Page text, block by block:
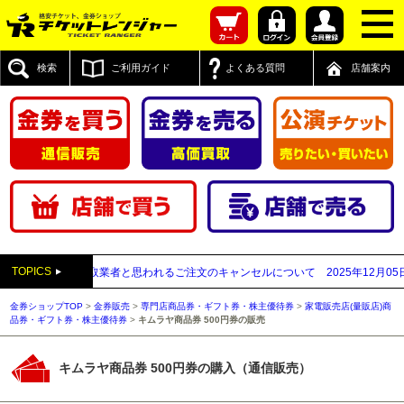
検索 ご利用ガイド よくある質問 店舗案内
TOPICS
先払い買取業者と思われるご注文のキャンセルについて 2025年12月05日 【
金券ショップTOP >金券販売 >専門店商品券・ギフト券・株主優待券 >家電販売店(量販店)商
品券・ギフト券・株主優待券 > キムラヤ商品券 500円券の販売
キムラヤ商品券 500円券の購入（通信販売）